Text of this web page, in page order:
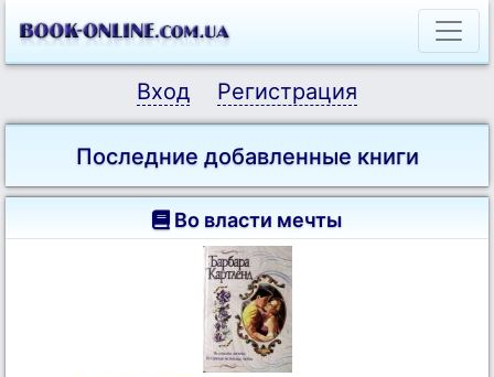
Вход Регистрация
Последние добавленные книги
Во власти мечты